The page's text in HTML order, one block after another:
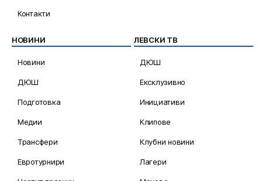
Контакти
НОВИНИ
Новини
ДЮШ
Подготовка
Медии
Трансфери
Евротурнири
ЛЕВСКИ ТВ
ДЮШ
Ексклузивно
Инициативи
Клипове
Клубни новини
Лагери